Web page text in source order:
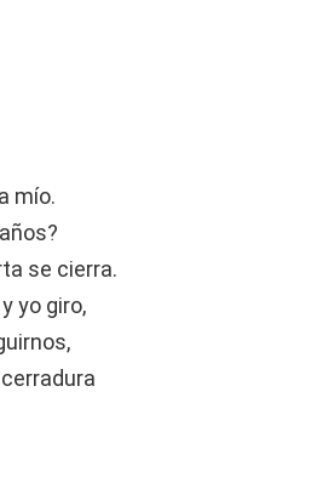
mío.
se cierra.
yo giro,